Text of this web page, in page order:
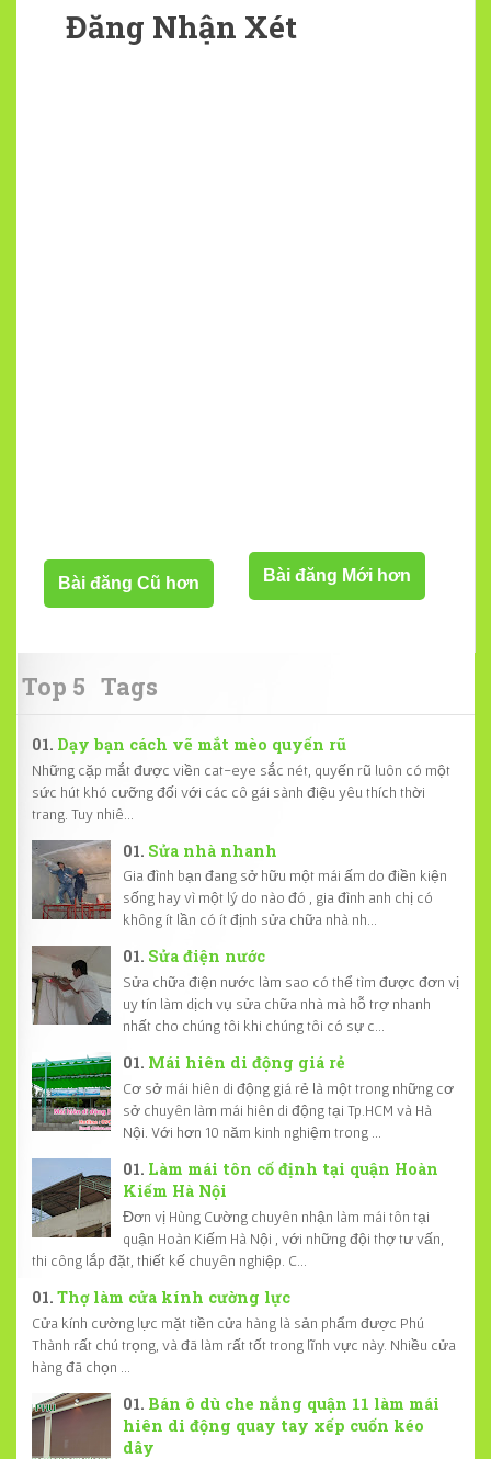
Đăng Nhận Xét
Bài đăng Mới hơn
Bài đăng Cũ hơn
Top 5 Tags
Dạy bạn cách vẽ mắt mèo quyến rũ
Những cặp mắt được viền cat-eye sắc nét, quyến rũ luôn có một
sức hút khó cưỡng đối với các cô gái sành điệu yêu thích thời
trang. Tuy nhiê...
Sửa nhà nhanh
Gia đình bạn đang sở hữu một mái ấm do điền kiện
sống hay vì một lý do nào đó , gia đình anh chị có
không ít lần có ít định sửa chữa nhà nh...
Sửa điện nước
Sửa chữa điện nước làm sao có thể tìm được đơn vị
uy tín làm dịch vụ sửa chữa nhà mà hỗ trợ nhanh
nhất cho chúng tôi khi chúng tôi có sự c...
Mái hiên di động giá rẻ
Cơ sở mái hiên di động giá rẻ là một trong những cơ
sở chuyên làm mái hiên di động tại Tp.HCM và Hà
Nội. Với hơn 10 năm kinh nghiệm trong ...
Làm mái tôn cố định tại quận Hoàn
Kiếm Hà Nội
Đơn vị Hùng Cường chuyên nhận làm mái tôn tại
quận Hoàn Kiếm Hà Nội , với những đội thợ tư vấn,
thi công lắp đặt, thiết kế chuyên nghiệp. C...
Thợ làm cửa kính cường lực
Cửa kính cường lực mặt tiền cửa hàng là sản phẩm được Phú
Thành rất chú trọng, và đã làm rất tốt trong lĩnh vực này. Nhiều cửa
hàng đã chọn ...
Bán ô dù che nắng quận 11 làm mái
hiên di động quay tay xếp cuốn kéo
dây